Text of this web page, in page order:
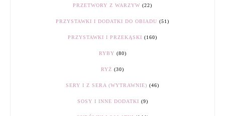
PRZETWORY Z WARZYW (22)
PRZYSTAWKI I DODATKI DO OBIADU (51)
PRZYSTAWKI I PRZEKĄSKI (160)
RYBY (80)
RYŻ (30)
SERY I Z SERA (WYTRAWNIE) (46)
SOSY I INNE DODATKI (9)